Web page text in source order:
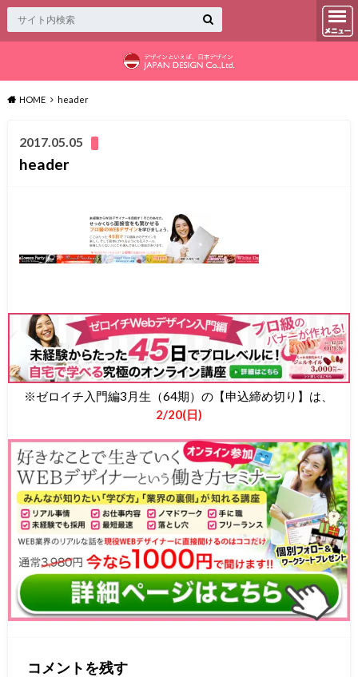
HOME header
2017.05.05
header
※ゼロイチ入門編3月生（64期）の【申込締め切り】は、
2/20(日)
コメントを残す